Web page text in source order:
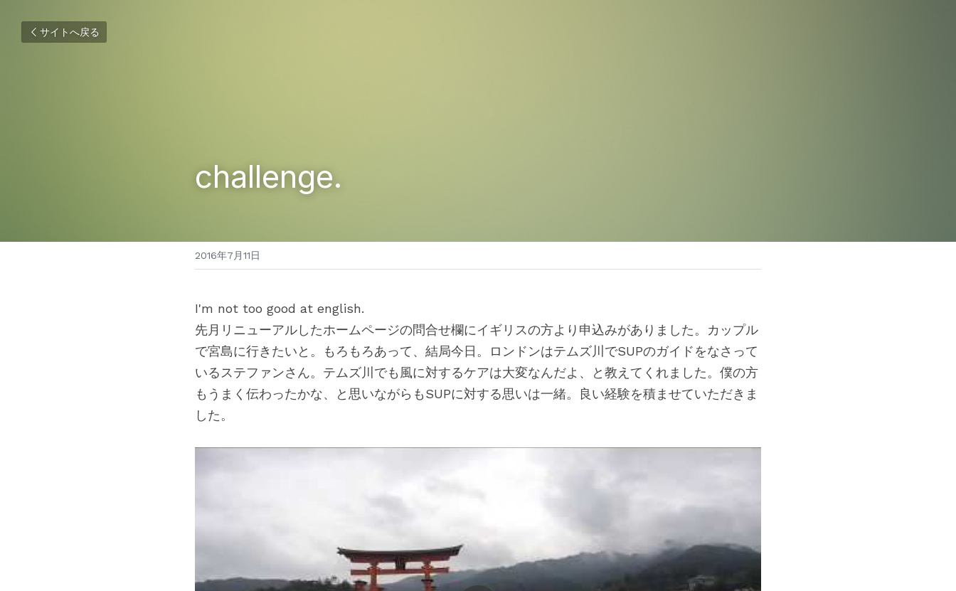
サイトへ戻る
challenge.
2016年7月11日
I'm not too good at english.
先月リニューアルしたホームページの問合せ欄にイギリスの方より申込みがありました。カップル
で宮島に行きたいと。もろもろあって、結局今日。ロンドンはテムズ川でSUPのガイドをなさって
いるステファンさん。テムズ川でも風に対するケアは大変なんだよ、と教えてくれました。僕の方
もうまく伝わったかな、と思いながらもSUPに対する思いは一緒。良い経験を積ませていただきま
した。